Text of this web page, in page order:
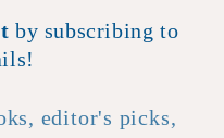
Highly, highly
by subscribing to
editor's picks,